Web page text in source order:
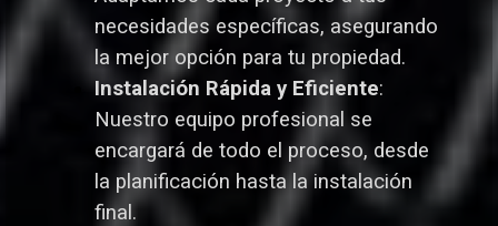
necesidades específicas, asegurando
la mejor opción para tu propiedad.
Instalación Rápida y Eficiente:
Nuestro equipo profesional se
encargará de todo el proceso, desde
la planificación hasta la instalación
final.